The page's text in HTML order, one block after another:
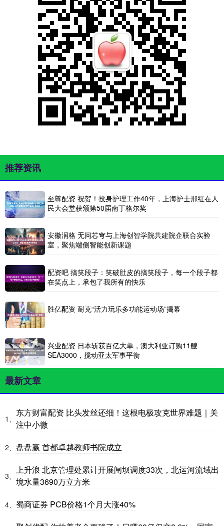
推荐资讯
至尊配资 祝贺！投身护理工作40年，上海护士邢红在人
民大会堂获颁第50届南丁格尔奖
安徽润格 无问芯穹与上海创智学院共建院企联合实验
室，聚焦端侧智能创新课题
配资吧 搞笑段子：笑破肚皮的搞笑段子，每一个段子都
在笑点上，承包了我所有的快乐
胜亿配资 耐克“活力玩乐多功能运动场”揭幕
兴业配资 日本斩获百亿大单，澳大利亚订购11艘
SEA3000，搅动亚太军事平衡
最新文章
1、
东方财富配资 比头发丝还细！这根电极攻克世界难题｜关
注中小微
2、 盘盘赢 首都卓越教师书院成立
3、
上升浪 北京管理处累计开展闸坝调度33次，北运河流域出
境水量3690万立方米
4、 蜀商证券 PCB价格1个月大涨40%